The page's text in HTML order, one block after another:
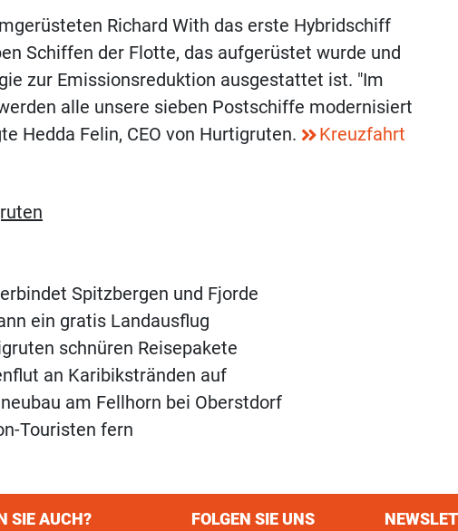
Richard With das erste Hybridschiff
Schiffen der Flotte, das aufgerüstet wurde und
zur Emissionsreduktion ausgestattet ist. "Im
alle unsere sieben Postschiffe modernisiert
Hedda Felin, CEO von Hurtigruten.
Kreuzfahrt
Spitzbergen und Fjorde
ein gratis Landausflug
schnüren Reisepakete
an Karibikstränden auf
am Fellhorn bei Oberstdorf
Touristen fern
SIE AUCH? FOLGEN SIE UNS